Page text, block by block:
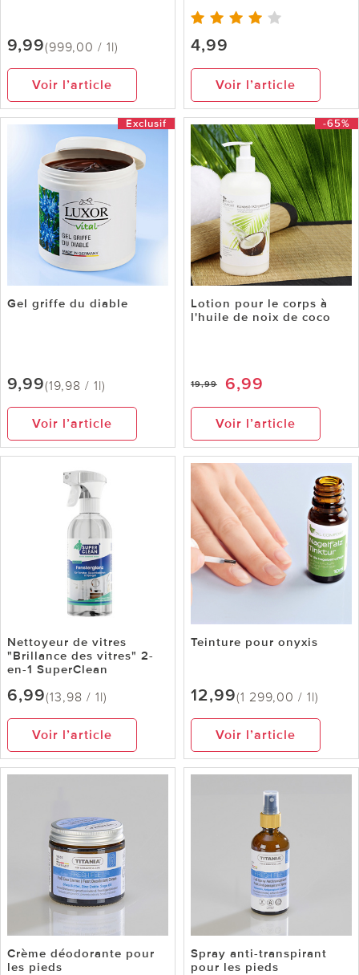
9,99(999,00 / 1l)
Voir l’article
4,99
Voir l’article
Exclusif
Gel griffe du diable
9,99(19,98 / 1l)
Voir l’article
-65%
Lotion pour le corps à
l'huile de noix de coco
19,99 6,99
Voir l’article
Nettoyeur de vitres
"Brillance des vitres" 2-
en-1 SuperClean
6,99(13,98 / 1l)
Voir l’article
Teinture pour onyxis
12,99(1 299,00 / 1l)
Voir l’article
Crème déodorante pour
les pieds
Spray anti-transpirant
pour les pieds